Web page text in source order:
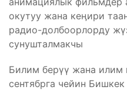
окутуу жана кеӊири
радио-долбоорлорду
сунушталмакчы
Билим берүү жана илим
сентябрга чейин